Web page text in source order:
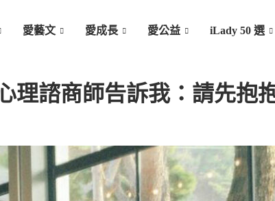
愛藝文 愛成長 愛公益 iLady 50 選
理諮商師告訴我：請先抱